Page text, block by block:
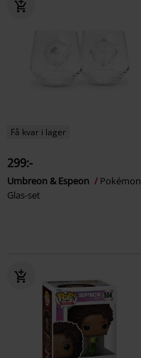
Få kvar i lager
299:-
Umbreon & Espeon
Pokémon
Glas-set